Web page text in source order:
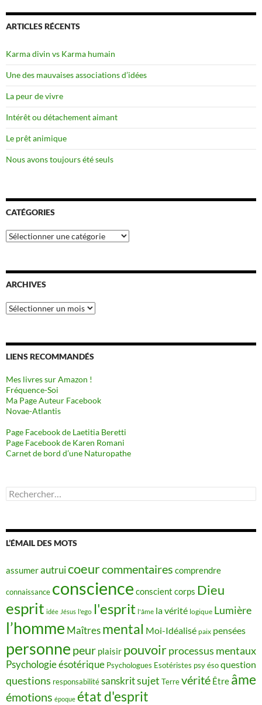
ARTICLES RÉCENTS
Karma divin vs Karma humain
Une des mauvaises associations d’idées
La peur de vivre
Intérêt ou détachement aimant
Le prêt animique
Nous avons toujours été seuls
CATÉGORIES
Catégories
ARCHIVES
Archives
LIENS RECOMMANDÉS
Mes livres sur Amazon !
Fréquence-Soi
Ma Page Auteur Facebook
Novae-Atlantis
Page Facebook de Laetitia Beretti
Page Facebook de Karen Romani
Carnet de bord d’une Naturopathe
Rechercher :
L’ÉMAIL DES MOTS
assumerautruicoeurcommentaires comprendre
connaissance conscience conscient corps Dieu
esprit idée Jésus l'ego l'esprit l'âme la vérité logique Lumière
l’homme Maîtres mental Moi-Idéalisé paix pensées
personne peur plaisir pouvoirprocessus mentaux
Psychologie ésotérique Psychologues Esotéristes psy ésoquestion
questions responsabilitésanskritsujet Terrevérité Être âme
émotions époque état d'esprit